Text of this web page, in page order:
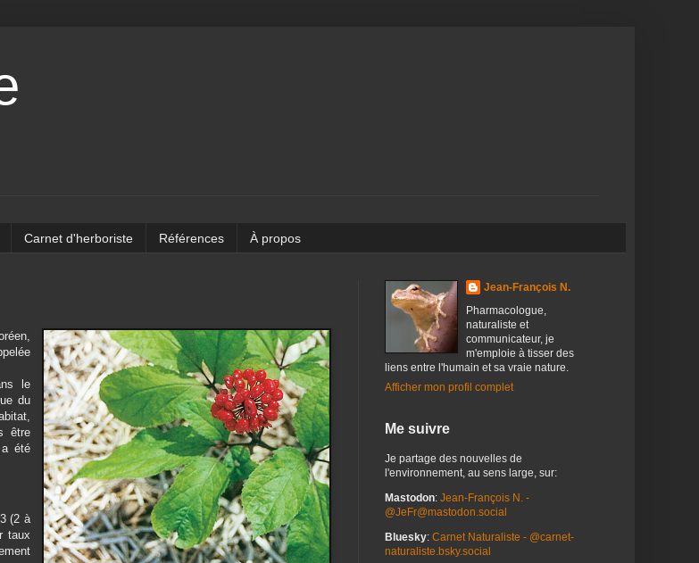
Carnet d'herboriste Références À propos
le
du
être
été
(2 à
taux
Jean-François N.
Pharmacologue,
naturaliste et
communicateur, je
m'emploie à tisser des
liens entre l'humain et sa vraie nature.
Afficher mon profil complet
Me suivre
Je partage des nouvelles de
l'environnement, au sens large, sur:
Mastodon: Jean-François N. -
@JeFr@mastodon.social
Bluesky: Carnet Naturaliste - @carnet-
naturaliste.bsky.social